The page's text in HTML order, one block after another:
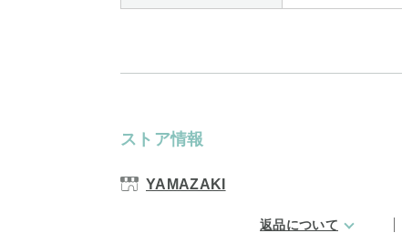
ストア情報
YAMAZAKI
返品について